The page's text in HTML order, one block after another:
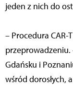
jeden z nich do
– Procedura
przeprowadzeniu.
Gdańsku i
wśród dorosłych,